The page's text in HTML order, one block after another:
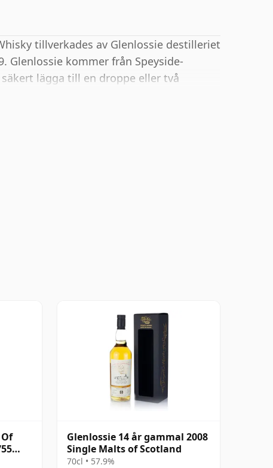
tillverkades av Glenlossie destilleriet
Glenlossie kommer från Speyside-
lägga till en droppe eller två
förbättra konsistensen och öppna
Glenlossie 14 år gammal 2008
Single Malts of Scotland
70cl • 57.9%